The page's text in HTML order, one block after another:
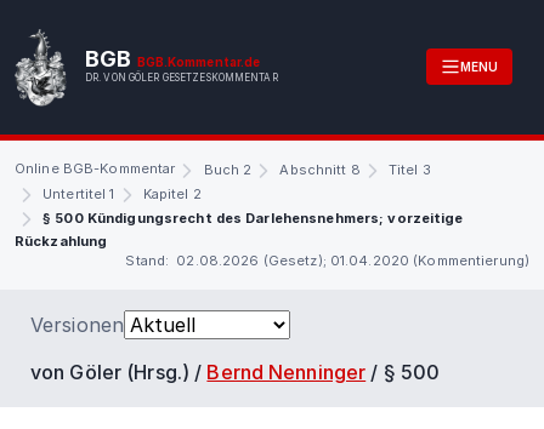
BGB BGB.Kommentar.de
DR. VON GÖLER GESETZESKOMMENTAR
MENU
Online BGB-Kommentar Buch 2 Abschnitt 8
Titel 3
Untertitel 1
Kapitel 2
§ 500 Kündigungsrecht des Darlehensnehmers; vorzeitige
Rückzahlung
Stand: 02.08.2026 (Gesetz); 01.04.2020 (Kommentierung)
Versionen
von Göler (Hrsg.) / Bernd Nenninger / § 500